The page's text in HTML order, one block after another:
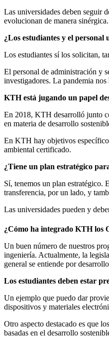
Las universidades deben seguir
evolucionan de manera sinérgica.
¿Los estudiantes y el personal
Los estudiantes sí los solicitan,
El personal de administración y
investigadores. La pandemia
KTH está jugando un papel
En 2018, KTH desarrolló junto
en materia de desarrollo
En KTH hay objetivos
ambiental certificado.
¿Tiene un plan estratégico
Sí, tenemos un plan estratégico.
transferencia, por un lado, y
Las universidades pueden y
¿Cómo ha integrado KTH los
Un buen número de nuestros
ingeniería. Actualmente, la
general se entiende por
Los estudiantes deben estar
Un ejemplo que puedo dar
dispositivos y materiales
Otro aspecto destacado es que
basadas en el desarrollo